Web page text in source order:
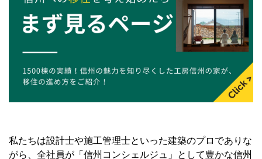
私たちは設計士や施工管理士といった建築のプロでありな
がら、全社員が「信州コンシェルジュ」として豊かな信州